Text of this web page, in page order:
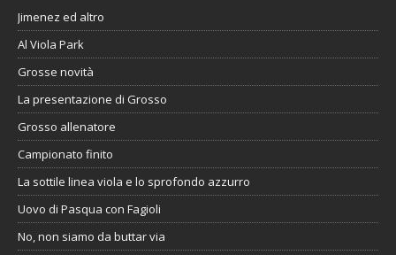
Jimenez ed altro
Al Viola Park
Grosse novità
La presentazione di Grosso
Grosso allenatore
Campionato finito
La sottile linea viola e lo sprofondo azzurro
Uovo di Pasqua con Fagioli
No, non siamo da buttar via